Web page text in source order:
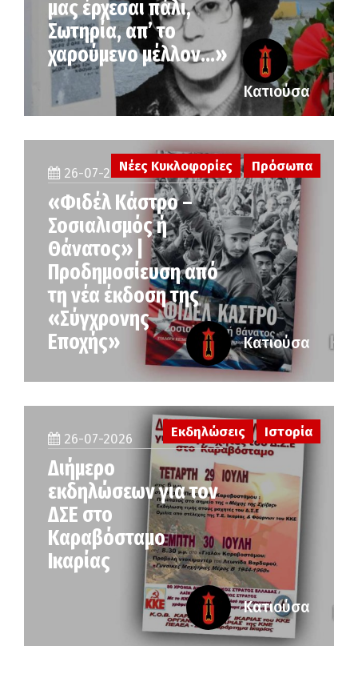
μας έρχεσαι πάλι,
Σωτηρία, απ’ το
χαρούμενο μέλλον…»
Κατιούσα
26-07-2026
«Φιδέλ Κάστρο –
Σοσιαλισμός ή
Θάνατος» |
Προδημοσίευση από
τη νέα έκδοση της
«Σύγχρονης
Εποχής»
Νέες Κυκλοφορίες Πρόσωπα
Κατιούσα
26-07-2026
Διήμερο
εκδηλώσεων για τον
ΔΣΕ στο
Καραβόσταμο
Ικαρίας
Εκδηλώσεις Ιστορία
Κατιούσα